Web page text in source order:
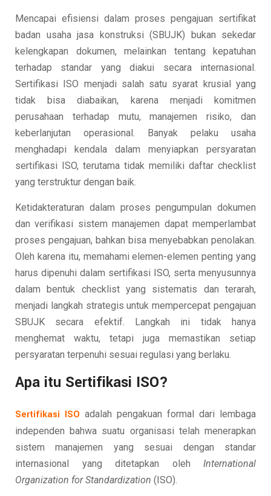
Mencapai efisiensi dalam proses pengajuan sertifikat
badan usaha jasa konstruksi (SBUJK) bukan sekedar
kelengkapan dokumen, melainkan tentang kepatuhan
terhadap standar yang diakui secara internasional.
Sertifikasi ISO menjadi salah satu syarat krusial yang
tidak bisa diabaikan, karena menjadi komitmen
perusahaan terhadap mutu, manajemen risiko, dan
keberlanjutan operasional. Banyak pelaku usaha
menghadapi kendala dalam menyiapkan persyaratan
sertifikasi ISO, terutama tidak memiliki daftar checklist
yang terstruktur dengan baik.
Ketidakteraturan dalam proses pengumpulan dokumen
dan verifikasi sistem manajemen dapat memperlambat
proses pengajuan, bahkan bisa menyebabkan penolakan.
Oleh karena itu, memahami elemen-elemen penting yang
harus dipenuhi dalam sertifikasi ISO, serta menyusunnya
dalam bentuk checklist yang sistematis dan terarah,
menjadi langkah strategis untuk mempercepat pengajuan
SBUJK secara efektif. Langkah ini tidak hanya
menghemat waktu, tetapi juga memastikan setiap
persyaratan terpenuhi sesuai regulasi yang berlaku.
Apa itu Sertifikasi ISO?
Sertifikasi ISO adalah pengakuan formal dari lembaga
independen bahwa suatu organisasi telah menerapkan
sistem manajemen yang sesuai dengan standar
internasional yang ditetapkan oleh International
Organization for Standardization (ISO).